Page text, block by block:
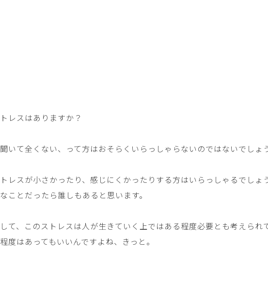
レスはありますか？
いて全くない、って方はおそらくいらっしゃらないのではないでしょ
レスが小さかったり、感じにくかったりする方はいらっしゃるでしょ
ことだったら誰しもあると思います。
て、このストレスは人が生きていく上ではある程度必要とも考えられ
度はあってもいいんですよね、きっと。